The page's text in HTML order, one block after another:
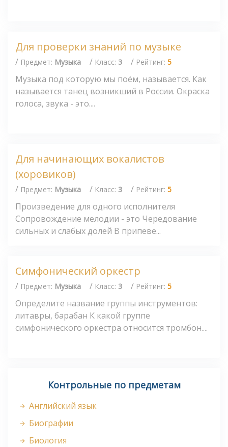
Для проверки знаний по музыке
/ Предмет: Музыка / Класс: 3 / Рейтинг: 5
Музыка под которую мы поём, называется. Как
называется танец возникший в России. Окраска
голоса, звука - это....
Для начинающих вокалистов
(хоровиков)
/ Предмет: Музыка / Класс: 3 / Рейтинг: 5
Произведение для одного исполнителя
Сопровождение мелодии - это Чередование
сильных и слабых долей В припеве...
Симфонический оркестр
/ Предмет: Музыка / Класс: 3 / Рейтинг: 5
Определите название группы инструментов:
литавры, барабан К какой группе
симфонического оркестра относится тромбон....
Контрольные по предметам
Английский язык
Биографии
Биология